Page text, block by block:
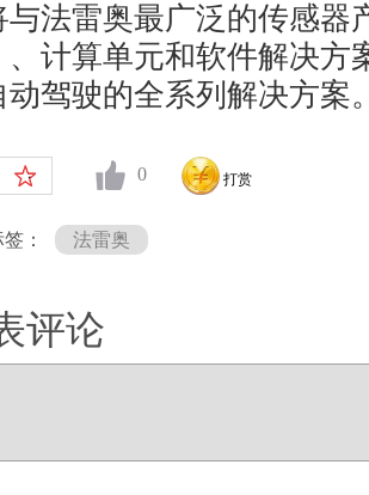
与法雷奥最广泛的传感器
、计算单元和软件解决方
动驾驶的全系列解决方案
0 打赏
： 法雷奥
评论